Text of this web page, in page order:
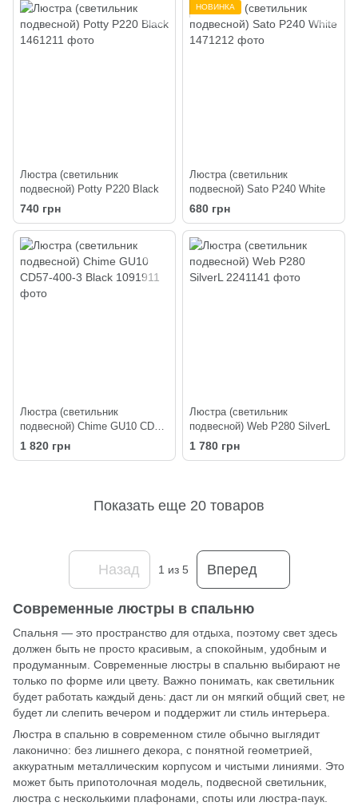
Люстра (светильник
подвесной) Potty P220 Black
740 грн
НОВИНКА
Люстра (светильник
подвесной) Sato P240 White
680 грн
Люстра (светильник
подвесной) Chime GU10 СD57-
400-3 Black
1 820 грн
Люстра (светильник
подвесной) Web P280 SilverL
1 780 грн
Показать еще 20 товаров
Назад 1 из 5 Вперед
Современные люстры в спальню
Спальня — это пространство для отдыха, поэтому свет здесь
должен быть не просто красивым, а спокойным, удобным и
продуманным. Современные люстры в спальню выбирают не
только по форме или цвету. Важно понимать, как светильник
будет работать каждый день: даст ли он мягкий общий свет, не
будет ли слепить вечером и поддержит ли стиль интерьера.
Люстра в спальню в современном стиле обычно выглядит
лаконично: без лишнего декора, с понятной геометрией,
аккуратным металлическим корпусом и чистыми линиями. Это
может быть припотолочная модель, подвесной светильник,
люстра с несколькими плафонами, споты или люстра-паук.